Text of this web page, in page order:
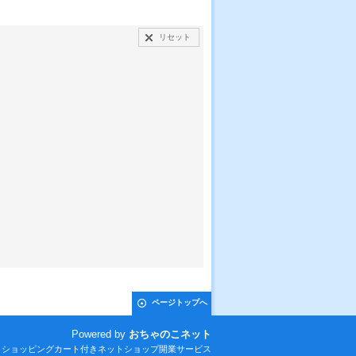
リセット
ページトップへ
Powered by おちゃのこネット
ョッピングカート付きネットショップ開業サービス